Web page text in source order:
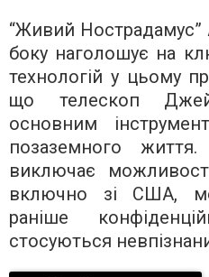
“Живий Нострадамус”
боку наголошує на
технологій у цьому
що телескоп
основним
позаземного
виключає
включно зі США,
раніше
стосуються